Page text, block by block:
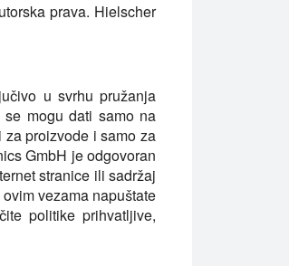
prava. Hielscher
u svrhu pružanja
mogu dati samo na
proizvode i samo za
GmbH je odgovoran
stranice ili sadržaj
vezama napuštate
politike prihvatljive,